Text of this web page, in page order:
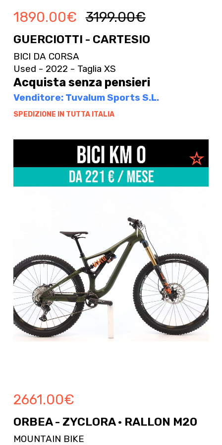
1890.00€ 3199.00€
GUERCIOTTI - CARTESIO
BICI DA CORSA
Used - 2022 - Taglia XS
Acquista senza pensieri
Venditore: Tuvalum Sports S.L.
SPEDIZIONE IN TUTTA ITALIA
2661.00€
ORBEA - ZYCLORA · RALLON M20
MOUNTAIN BIKE